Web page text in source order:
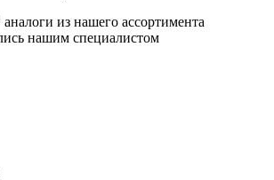
из нашего ассортимента
нашим специалистом